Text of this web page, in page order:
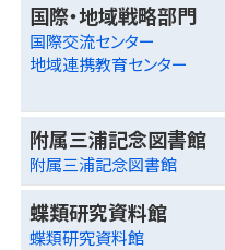
国際・地域戦略部門
国際交流センター
地域連携教育センター
附属三浦記念図書館
附属三浦記念図書館
蝶類研究資料館
蝶類研究資料館